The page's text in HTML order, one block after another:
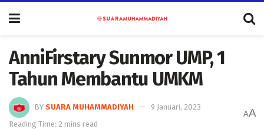
AnniFirstary Sunmor UMP, 1
Tahun Membantu UMKM
BY SUARA MUHAMMADIYAH
9 Januari, 2023
Reading Time: 2 mins read
AA